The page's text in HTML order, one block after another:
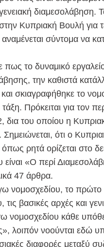
διαμεσολάβηση.
Κυπριακή Βουλή για
σύντομα να
πως το δυναμικό
την καθιστά
σκιαγραφήθηκε το
Πρόκειται για τον
του οποίου η
ότι ο
όπως ρητά ορίζεται στο
«Ο περί
47 άρθρα.
νομοσχεδίου, το
βασικές αρχές και
νομοσχεδίου κάθε
λοιπόν νοούνται εδώ
διαφορές